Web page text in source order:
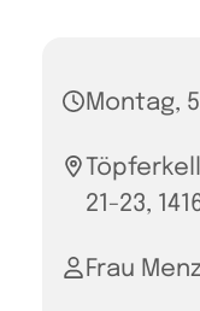
Montag,
21-23,
Frau